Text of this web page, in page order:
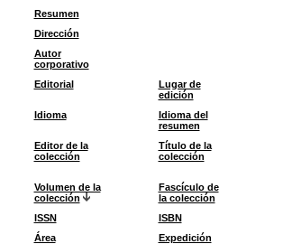
Resumen
Dirección
Autor
corporativo
Editorial
Lugar de
edición
Idioma
Idioma del
resumen
Editor de la
colección
Título de la
colección
Volumen de la
colección
Fascículo de
la colección
ISSN
ISBN
Área
Expedición